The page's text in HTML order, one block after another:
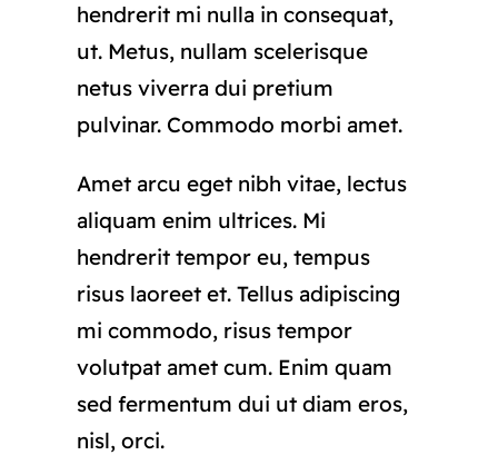
hendrerit mi nulla in consequat,
ut. Metus, nullam scelerisque
netus viverra dui pretium
pulvinar. Commodo morbi amet.
Amet arcu eget nibh vitae, lectus
aliquam enim ultrices. Mi
hendrerit tempor eu, tempus
risus laoreet et. Tellus adipiscing
mi commodo, risus tempor
volutpat amet cum. Enim quam
sed fermentum dui ut diam eros,
nisl, orci.